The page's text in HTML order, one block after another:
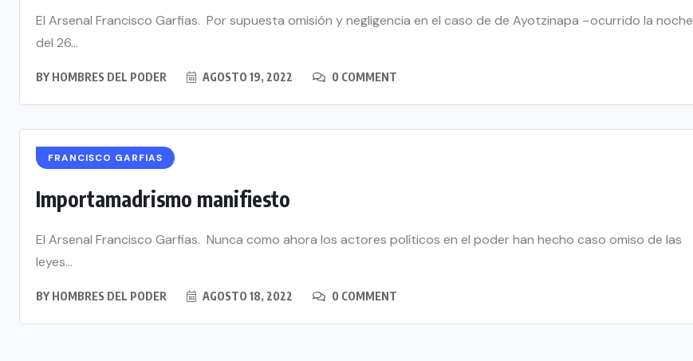
El Arsenal Francisco Garfias. Por supuesta omisión y negligencia en el caso de de Ayotzinapa –ocurrido la noche
del 26...
BY HOMBRES DEL PODER AGOSTO 19, 2022 0 COMMENT
FRANCISCO GARFIAS
Importamadrismo manifiesto
El Arsenal Francisco Garfias. Nunca como ahora los actores políticos en el poder han hecho caso omiso de las
leyes...
BY HOMBRES DEL PODER AGOSTO 18, 2022 0 COMMENT